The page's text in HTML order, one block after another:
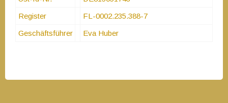
Register
FL-0002.235.388-7
Geschäftsführer
Eva Huber